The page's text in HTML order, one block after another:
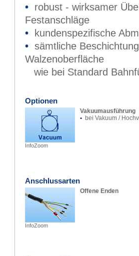
• robust - wirksamer
Festanschläge
•
kundenspezifische
• sämtliche
Walzenoberfläche
wie bei Standard
Optionen
InfoZoom
Vakuumausführung
• bei Vakuum /
Anschlussarten
InfoZoom
Offene Enden